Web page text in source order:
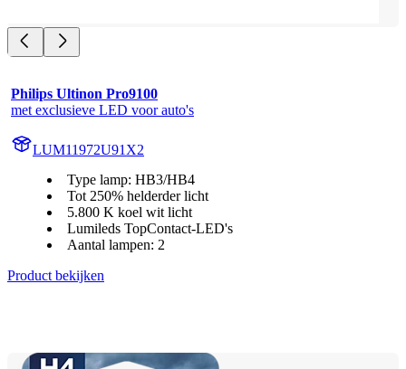
Philips Ultinon Pro9100
met exclusieve LED voor auto's
LUM11972U91X2
Type lamp: HB3/HB4
Tot 250% helderder licht
5.800 K koel wit licht
Lumileds TopContact-LED's
Aantal lampen: 2
Product bekijken